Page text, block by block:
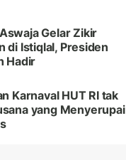
Gelar Zikir
di Istiqlal, Presiden
Hadir
Karnaval HUT RI tak
yang Menyerupai